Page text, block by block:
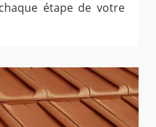
étape de votre